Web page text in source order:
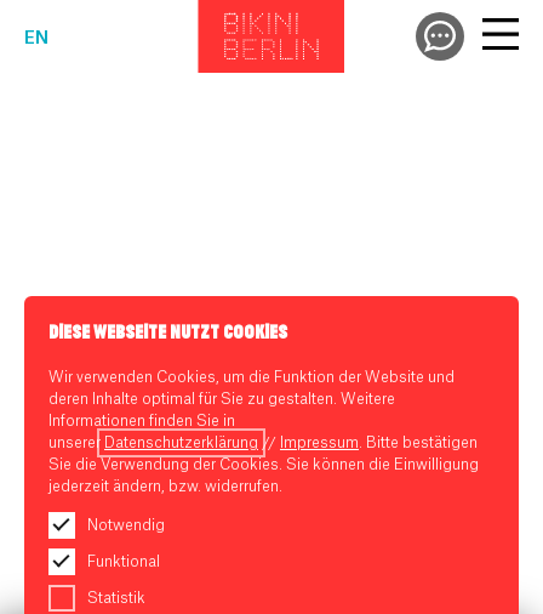
EN
DIESE WEBSEITE NUTZT COOKIES
Wir verwenden Cookies, um die Funktion der Website und
deren Inhalte optimal für Sie zu gestalten. Weitere
Informationen finden Sie in
unserer
Datenschutzerklärung // Impressum . Bitte bestätigen
Sie die Verwendung der Cookies. Sie können die Einwilligung
jederzeit ändern, bzw. widerrufen.
Notwendig
Funktional
Statistik